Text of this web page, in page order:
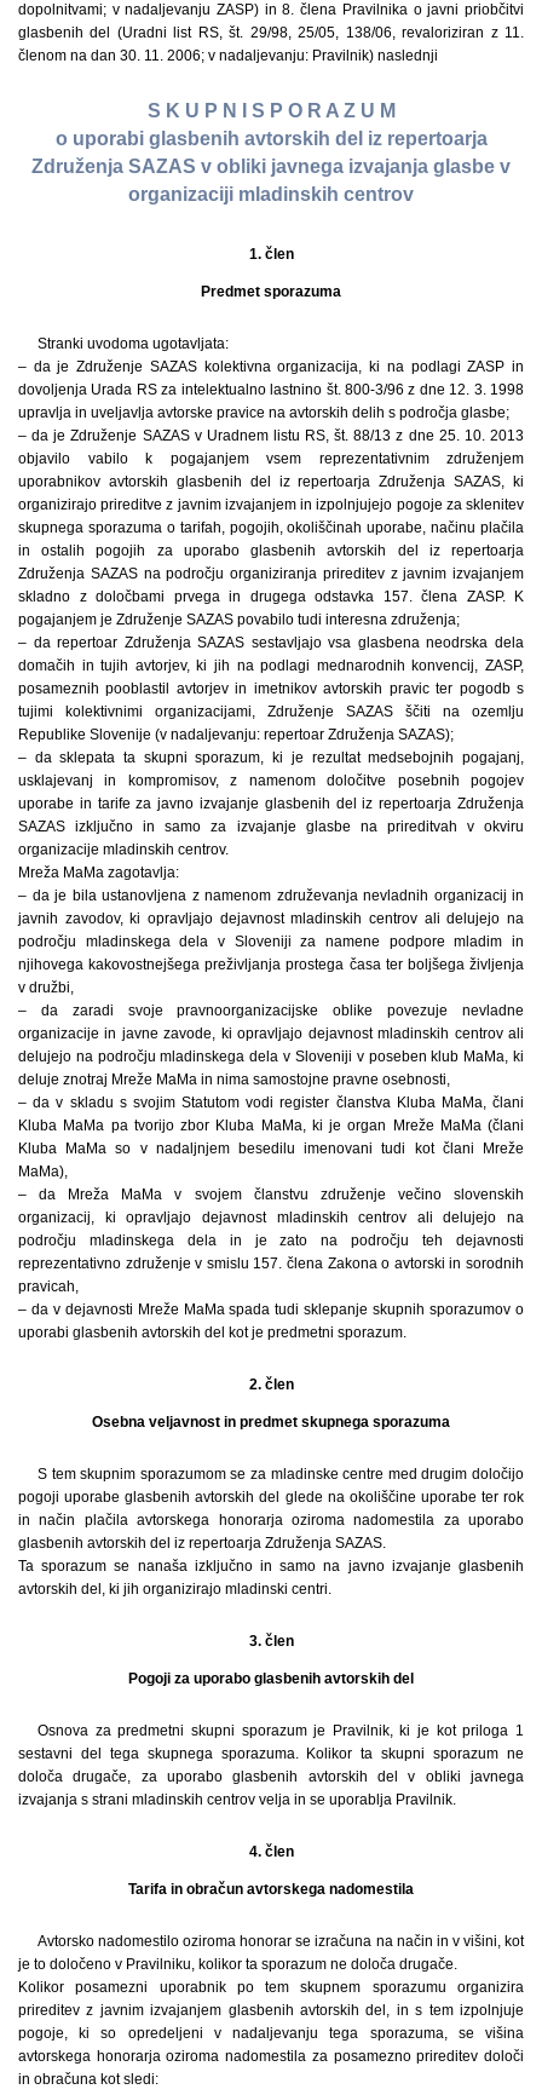
dopolnitvami; v nadaljevanju ZASP) in 8. člena Pravilnika o javni priobčitvi
glasbenih del (Uradni list RS, št. 29/98, 25/05, 138/06, revaloriziran z 11.
členom na dan 30. 11. 2006; v nadaljevanju: Pravilnik) naslednji
S K U P N I S P O R A Z U M
o uporabi glasbenih avtorskih del iz repertoarja
Združenja SAZAS v obliki javnega izvajanja glasbe v
organizaciji mladinskih centrov
1. člen
Predmet sporazuma
Stranki uvodoma ugotavljata:
– da je Združenje SAZAS kolektivna organizacija, ki na podlagi ZASP in
dovoljenja Urada RS za intelektualno lastnino št. 800-3/96 z dne 12. 3. 1998
upravlja in uveljavlja avtorske pravice na avtorskih delih s področja glasbe;
– da je Združenje SAZAS v Uradnem listu RS, št. 88/13 z dne 25. 10. 2013
objavilo vabilo k pogajanjem vsem reprezentativnim združenjem
uporabnikov avtorskih glasbenih del iz repertoarja Združenja SAZAS, ki
organizirajo prireditve z javnim izvajanjem in izpolnjujejo pogoje za sklenitev
skupnega sporazuma o tarifah, pogojih, okoliščinah uporabe, načinu plačila
in ostalih pogojih za uporabo glasbenih avtorskih del iz repertoarja
Združenja SAZAS na področju organiziranja prireditev z javnim izvajanjem
skladno z določbami prvega in drugega odstavka 157. člena ZASP. K
pogajanjem je Združenje SAZAS povabilo tudi interesna združenja;
– da repertoar Združenja SAZAS sestavljajo vsa glasbena neodrska dela
domačih in tujih avtorjev, ki jih na podlagi mednarodnih konvencij, ZASP,
posameznih pooblastil avtorjev in imetnikov avtorskih pravic ter pogodb s
tujimi kolektivnimi organizacijami, Združenje SAZAS ščiti na ozemlju
Republike Slovenije (v nadaljevanju: repertoar Združenja SAZAS);
– da sklepata ta skupni sporazum, ki je rezultat medsebojnih pogajanj,
usklajevanj in kompromisov, z namenom določitve posebnih pogojev
uporabe in tarife za javno izvajanje glasbenih del iz repertoarja Združenja
SAZAS izključno in samo za izvajanje glasbe na prireditvah v okviru
organizacije mladinskih centrov.
Mreža MaMa zagotavlja:
– da je bila ustanovljena z namenom združevanja nevladnih organizacij in
javnih zavodov, ki opravljajo dejavnost mladinskih centrov ali delujejo na
področju mladinskega dela v Sloveniji za namene podpore mladim in
njihovega kakovostnejšega preživljanja prostega časa ter boljšega življenja
v družbi,
– da zaradi svoje pravnoorganizacijske oblike povezuje nevladne
organizacije in javne zavode, ki opravljajo dejavnost mladinskih centrov ali
delujejo na področju mladinskega dela v Sloveniji v poseben klub MaMa, ki
deluje znotraj Mreže MaMa in nima samostojne pravne osebnosti,
– da v skladu s svojim Statutom vodi register članstva Kluba MaMa, člani
Kluba MaMa pa tvorijo zbor Kluba MaMa, ki je organ Mreže MaMa (člani
Kluba MaMa so v nadaljnjem besedilu imenovani tudi kot člani Mreže
MaMa),
– da Mreža MaMa v svojem članstvu združenje večino slovenskih
organizacij, ki opravljajo dejavnost mladinskih centrov ali delujejo na
področju mladinskega dela in je zato na področju teh dejavnosti
reprezentativno združenje v smislu 157. člena Zakona o avtorski in sorodnih
pravicah,
– da v dejavnosti Mreže MaMa spada tudi sklepanje skupnih sporazumov o
uporabi glasbenih avtorskih del kot je predmetni sporazum.
2. člen
Osebna veljavnost in predmet skupnega sporazuma
S tem skupnim sporazumom se za mladinske centre med drugim določijo
pogoji uporabe glasbenih avtorskih del glede na okoliščine uporabe ter rok
in način plačila avtorskega honorarja oziroma nadomestila za uporabo
glasbenih avtorskih del iz repertoarja Združenja SAZAS.
Ta sporazum se nanaša izključno in samo na javno izvajanje glasbenih
avtorskih del, ki jih organizirajo mladinski centri.
3. člen
Pogoji za uporabo glasbenih avtorskih del
Osnova za predmetni skupni sporazum je Pravilnik, ki je kot priloga 1
sestavni del tega skupnega sporazuma. Kolikor ta skupni sporazum ne
določa drugače, za uporabo glasbenih avtorskih del v obliki javnega
izvajanja s strani mladinskih centrov velja in se uporablja Pravilnik.
4. člen
Tarifa in obračun avtorskega nadomestila
Avtorsko nadomestilo oziroma honorar se izračuna na način in v višini, kot
je to določeno v Pravilniku, kolikor ta sporazum ne določa drugače.
Kolikor posamezni uporabnik po tem skupnem sporazumu organizira
prireditev z javnim izvajanjem glasbenih avtorskih del, in s tem izpolnjuje
pogoje, ki so opredeljeni v nadaljevanju tega sporazuma, se višina
avtorskega honorarja oziroma nadomestila za posamezno prireditev določi
in obračuna kot sledi: